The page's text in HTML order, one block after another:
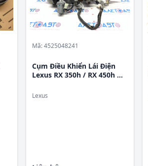
Mã: 4525048241
Cụm Điều Khiển Lái Điện
Lexus RX 350h / RX 450h Mã
Lexus